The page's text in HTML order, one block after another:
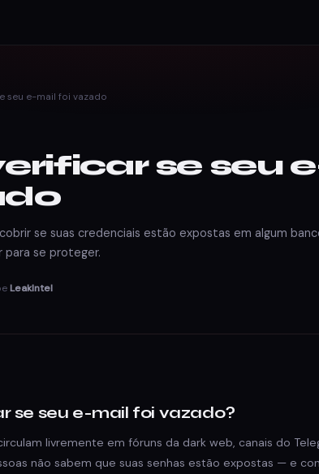
seu e-mail foi vazado
se seu
se suas credenciais estão expostas em algum
se proteger.
LeakIntel
se seu e-mail foi vazado?
livremente em fóruns da dark web, canais do
não sabem que suas senhas estão expostas — e